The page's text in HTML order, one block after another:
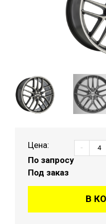
Цена:
По запросу
Под заказ
-
В